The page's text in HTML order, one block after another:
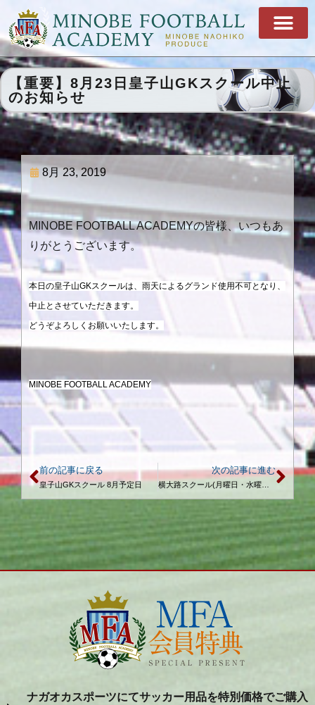
【重要】8月23日皇子山GKスクール中止
のお知らせ
8月 23, 2019
MINOBE FOOTBALL ACADEMYの皆様、いつもあ
りがとうございます。
本日の皇子山GKスクールは、雨天によるグランド使用不可となり、
中止とさせていただきます。
どうぞよろしくお願いいたします。
MINOBE FOOTBALL ACADEMY
前の記事に戻る
皇子山GKスクール 8月予定日
次の記事に進む
横大路スクール(月曜日・水曜日) 9月予定日
ナガオカスポーツにてサッカー用品を特別価格でご購入